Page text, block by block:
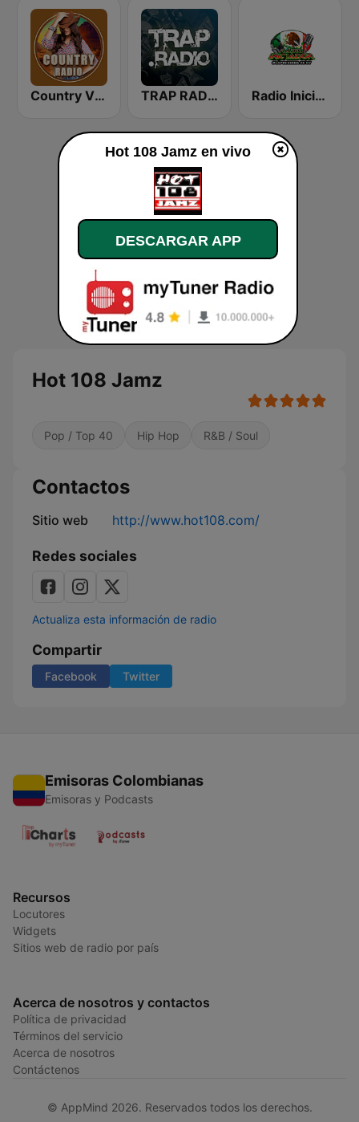
Country Vibes TRAP RADIO TRAP.radio Radio Iniciador
Hot 108 Jamz
Pop / Top 40 Hip Hop R&B / Soul
Contactos
Sitio web http://www.hot108.com/
Redes sociales
Actualiza esta información de radio
Compartir
Facebook Twitter
Emisoras Colombianas
Emisoras y Podcasts
Recursos
Locutores
Widgets
Sitios web de radio por país
Acerca de nosotros y contactos
Política de privacidad
Términos del servicio
Acerca de nosotros
Contáctenos
© AppMind 2026. Reservados todos los derechos.
Hot 108 Jamz en vivo
DESCARGAR APP